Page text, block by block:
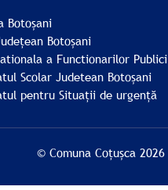
Botoșani
Botoșani
a Functionarilor Publici
Scolar Judetean Botoșani
pentru Situații de urgență
© Comuna Coțușca 2026